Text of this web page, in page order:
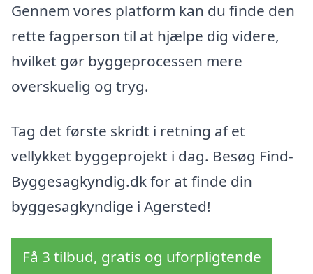
Gennem vores platform kan du finde den
rette fagperson til at hjælpe dig videre,
hvilket gør byggeprocessen mere
overskuelig og tryg.
Tag det første skridt i retning af et
vellykket byggeprojekt i dag. Besøg Find-
Byggesagkyndig.dk for at finde din
byggesagkyndige i Agersted!
Få 3 tilbud, gratis og uforpligtende